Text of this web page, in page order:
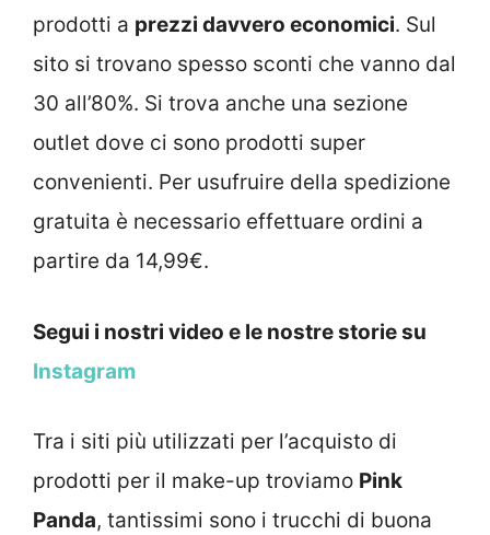
prodotti a prezzi davvero economici. Sul
sito si trovano spesso sconti che vanno dal
30 all’80%. Si trova anche una sezione
outlet dove ci sono prodotti super
convenienti. Per usufruire della spedizione
gratuita è necessario effettuare ordini a
partire da 14,99€.
Segui i nostri video e le nostre storie su
Instagram
Tra i siti più utilizzati per l’acquisto di
prodotti per il make-up troviamo Pink
Panda, tantissimi sono i trucchi di buona